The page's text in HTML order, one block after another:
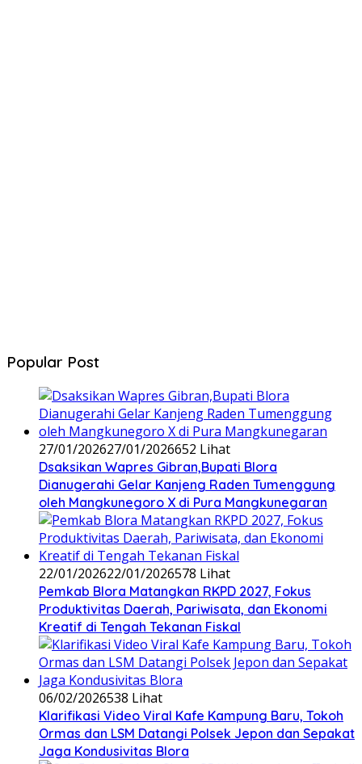
Popular Post
27/01/202627/01/2026652 Lihat
‎Dsaksikan Wapres Gibran,Bupati Blora
Dianugerahi Gelar Kanjeng Raden Tumenggung
oleh Mangkunegoro X di Pura Mangkunegaran
22/01/202622/01/2026578 Lihat
‎Pemkab Blora Matangkan RKPD 2027, Fokus
Produktivitas Daerah, Pariwisata, dan Ekonomi
Kreatif di Tengah Tekanan Fiskal
06/02/2026538 Lihat
‎Klarifikasi Video Viral Kafe Kampung Baru, Tokoh
Ormas dan LSM Datangi Polsek Jepon dan Sepakat
Jaga Kondusivitas Blora